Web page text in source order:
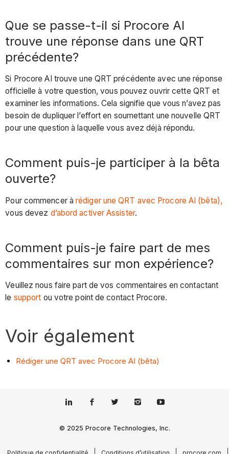
Que se passe-t-il si Procore AI
trouve une réponse dans une QRT
précédente?
Si Procore AI trouve une QRT précédente avec une réponse
officielle à votre question, vous pouvez ouvrir cette QRT et
examiner les informations. Cela signifie que vous n’avez pas
besoin de dupliquer l’effort en soumettant une nouvelle QRT
pour une question à laquelle vous avez déjà répondu.
Comment puis-je participer à la bêta
ouverte?
Pour commencer àrédiger une QRT avec Procore AI (bêta),
vous devez d’abord activer Assister.
Comment puis-je faire part de mes
commentaires sur mon expérience?
Veuillez nous faire part de vos commentaires en contactant
le support ou votre point de contact Procore.
Voir également
Rédiger une QRT avec Procore AI (bêta)
© 2025 Procore Technologies, Inc.